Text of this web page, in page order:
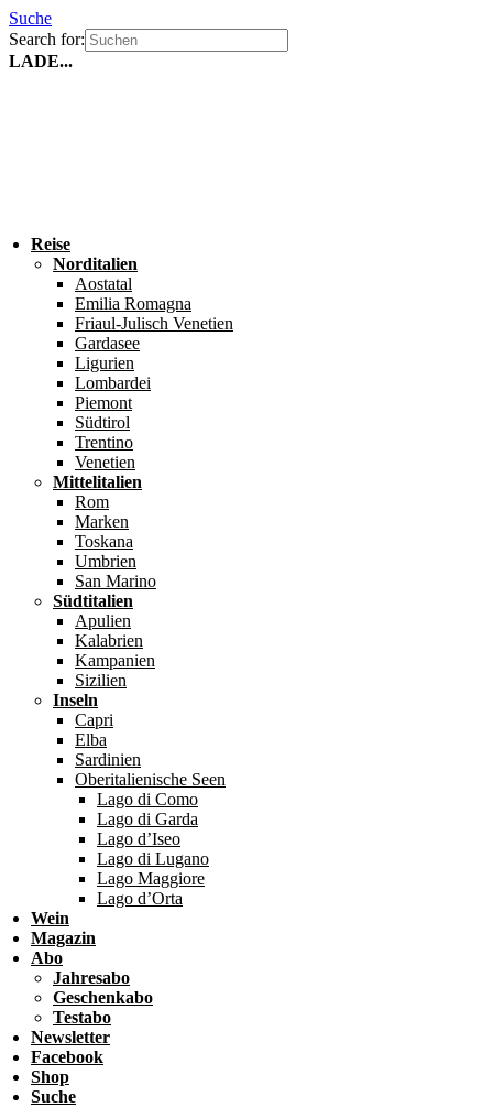
Suche
Search for:
LADE...
Reise
Norditalien
Aostatal
Emilia Romagna
Friaul-Julisch Venetien
Gardasee
Ligurien
Lombardei
Piemont
Südtirol
Trentino
Venetien
Mittelitalien
Rom
Marken
Toskana
Umbrien
San Marino
Südtitalien
Apulien
Kalabrien
Kampanien
Sizilien
Inseln
Capri
Elba
Sardinien
Oberitalienische Seen
Lago di Como
Lago di Garda
Lago d’Iseo
Lago di Lugano
Lago Maggiore
Lago d’Orta
Wein
Magazin
Abo
Jahresabo
Geschenkabo
Testabo
Newsletter
Facebook
Shop
Suche